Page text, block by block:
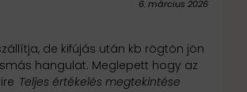
6. március 2026
de kifújás után kb rögtön jön
hangulat. Meglepett hogy az
Teljes értékelés megtekintése